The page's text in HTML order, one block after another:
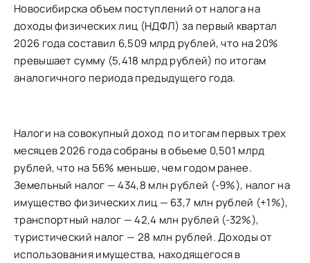
Новосибирска объем поступлений от налога на
доходы физических лиц (НДФЛ) за первый квартал
2026 года составил 6,509 млрд рублей, что на 20%
превышает сумму (5,418 млрд рублей) по итогам
аналогичного периода предыдущего года.
Налоги на совокупный доход по итогам первых трех
месяцев 2026 года собраны в объеме 0,501 млрд
рублей, что на 56% меньше, чем годом ранее.
Земельный налог — 434,8 млн рублей (-9%), налог на
имущество физических лиц — 63,7 млн рублей (+1%),
транспортный налог — 42,4 млн рублей (-32%),
туристический налог — 28 млн рублей. Доходы от
использования имущества, находящегося в